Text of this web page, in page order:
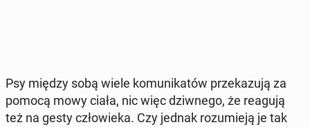
Psy między sobą wiele ko­mu­ni­ka­tów prze­ka­zu­ją za
pomocą mowy ciała, nic więc dziw­ne­go, że reagują
też na gesty czło­wie­ka. Czy jednak ro­zu­mie­ją je tak